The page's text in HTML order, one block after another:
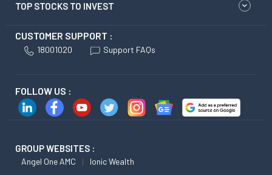
TOP STOCKS TO INVEST
CUSTOMER SUPPORT :
18001020 Support FAQs
FOLLOW US :
GROUP WEBSITES :
Angel One AMC Ionic Wealth